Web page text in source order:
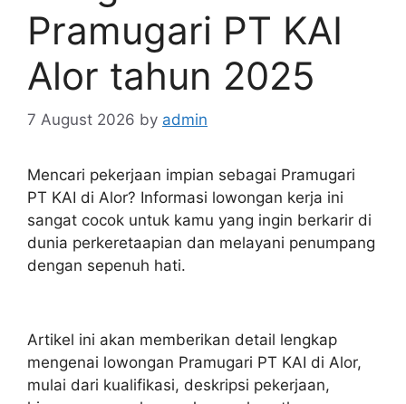
Pramugari PT KAI
Alor tahun 2025
7 August 2026 by admin
Mencari pekerjaan impian sebagai Pramugari
PT KAI di Alor? Informasi lowongan kerja ini
sangat cocok untuk kamu yang ingin berkarir di
dunia perkeretaapian dan melayani penumpang
dengan sepenuh hati.
Artikel ini akan memberikan detail lengkap
mengenai lowongan Pramugari PT KAI di Alor,
mulai dari kualifikasi, deskripsi pekerjaan,